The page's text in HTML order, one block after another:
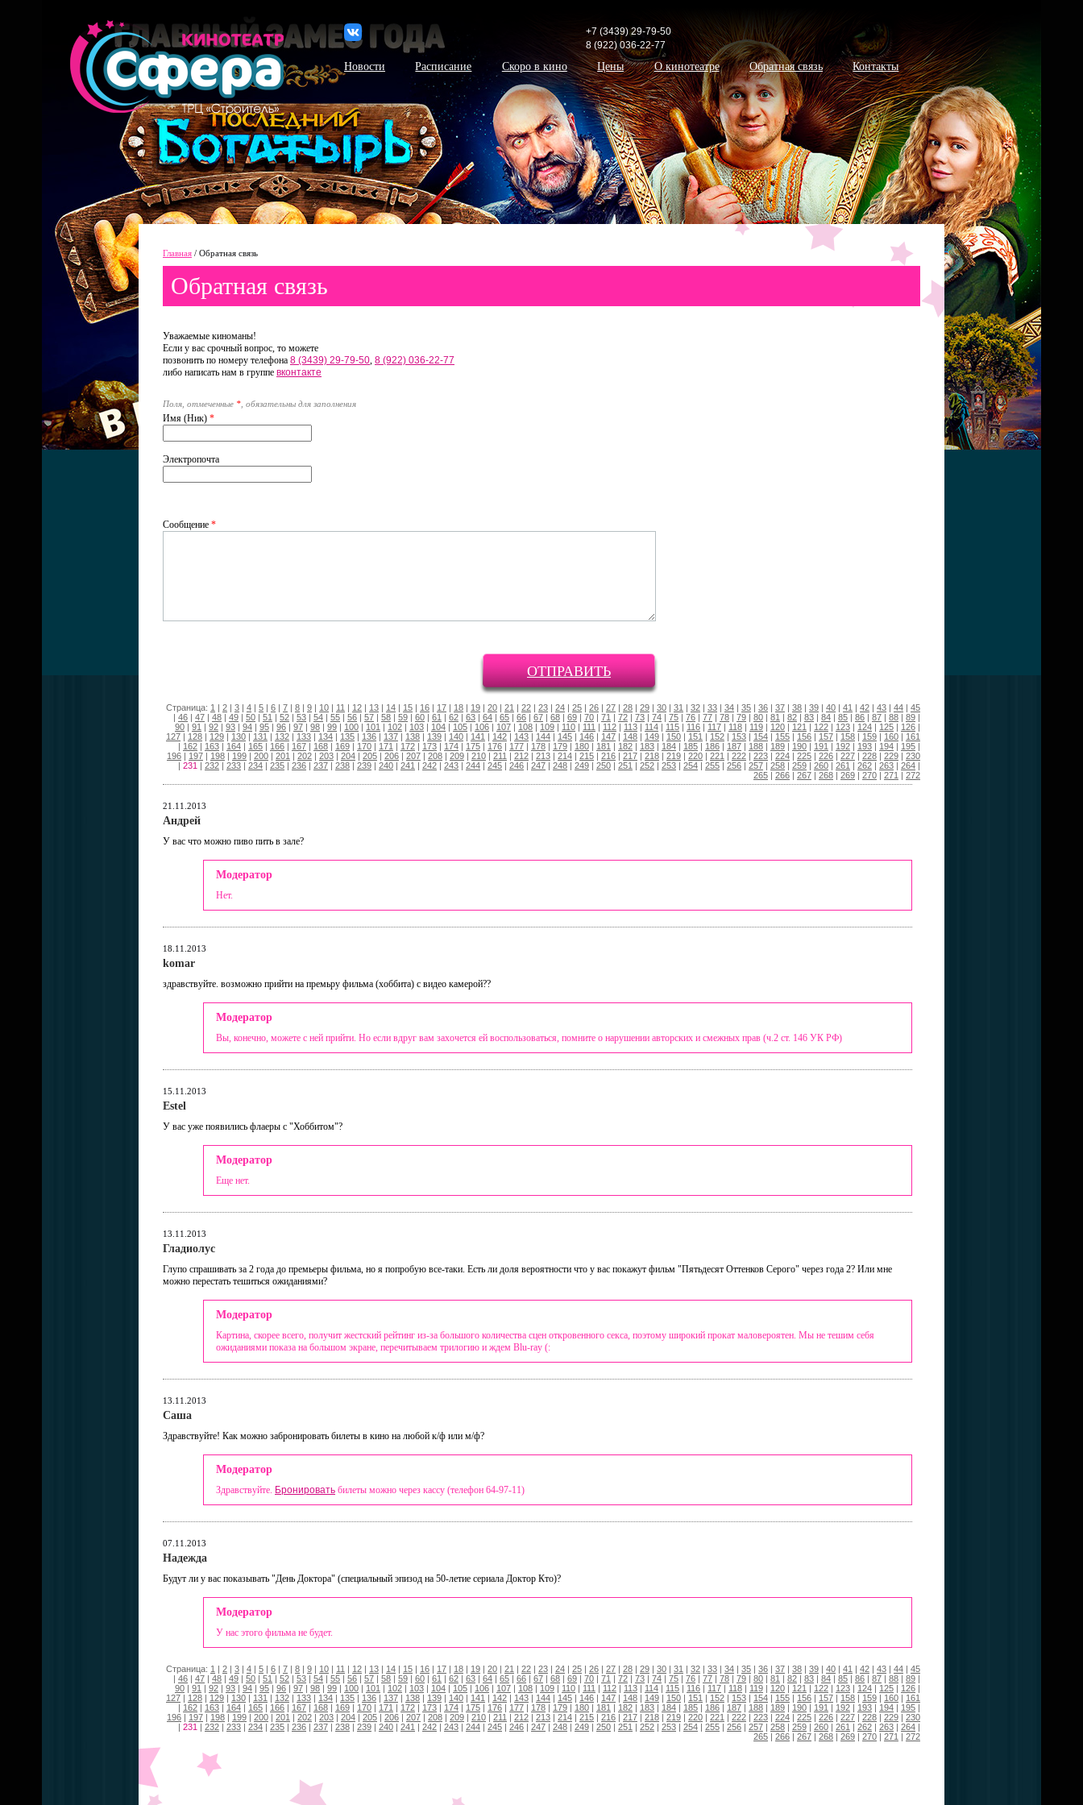
+7 (3439) 29-79-50
8 (922) 036-22-77
Новости Расписание Скоро в кино Цены О кинотеатре Обратная связь Контакты
Главная / Обратная связь
Обратная связь
Уважаемые киноманы!
Если у вас срочный вопрос, то можете
позвонить по номеру телефона 8 (3439) 29-79-50, 8 (922) 036-22-77
либо написать нам в группе вконтакте
Поля, отмеченные * , обязательны для заполнения
Имя (Ник) *
Электропочта
Сообщение *
ОТПРАВИТЬ
Страница: 1 | 2 | 3 | 4 | 5 | 6 | 7 | 8 | 9 | 10 | 11 | 12 | 13 | 14 | 15 | 16 | 17 | 18 | 19 | 20 | 21 | 22 | 23 | 24 | 25 | 26 | 27 | 28 | 29 | 30 | 31 | 32 | 33 | 34 | 35 | 36 | 37 | 38 | 39 | 40 | 41 | 42 | 43 | 44 | 45
| 46 | 47 | 48 | 49 | 50 | 51 | 52 | 53 | 54 | 55 | 56 | 57 | 58 | 59 | 60 | 61 | 62 | 63 | 64 | 65 | 66 | 67 | 68 | 69 | 70 | 71 | 72 | 73 | 74 | 75 | 76 | 77 | 78 | 79 | 80 | 81 | 82 | 83 | 84 | 85 | 86 | 87 | 88 | 89 |
90 | 91 | 92 | 93 | 94 | 95 | 96 | 97 | 98 | 99 | 100 | 101 | 102 | 103 | 104 | 105 | 106 | 107 | 108 | 109 | 110 | 111 | 112 | 113 | 114 | 115 | 116 | 117 | 118 | 119 | 120 | 121 | 122 | 123 | 124 | 125 | 126 |
127 | 128 | 129 | 130 | 131 | 132 | 133 | 134 | 135 | 136 | 137 | 138 | 139 | 140 | 141 | 142 | 143 | 144 | 145 | 146 | 147 | 148 | 149 | 150 | 151 | 152 | 153 | 154 | 155 | 156 | 157 | 158 | 159 | 160 | 161
| 162 | 163 | 164 | 165 | 166 | 167 | 168 | 169 | 170 | 171 | 172 | 173 | 174 | 175 | 176 | 177 | 178 | 179 | 180 | 181 | 182 | 183 | 184 | 185 | 186 | 187 | 188 | 189 | 190 | 191 | 192 | 193 | 194 | 195 |
196 | 197 | 198 | 199 | 200 | 201 | 202 | 203 | 204 | 205 | 206 | 207 | 208 | 209 | 210 | 211 | 212 | 213 | 214 | 215 | 216 | 217 | 218 | 219 | 220 | 221 | 222 | 223 | 224 | 225 | 226 | 227 | 228 | 229 | 230
| 231 | 232 | 233 | 234 | 235 | 236 | 237 | 238 | 239 | 240 | 241 | 242 | 243 | 244 | 245 | 246 | 247 | 248 | 249 | 250 | 251 | 252 | 253 | 254 | 255 | 256 | 257 | 258 | 259 | 260 | 261 | 262 | 263 | 264 |
265 | 266 | 267 | 268 | 269 | 270 | 271 | 272
21.11.2013
Андрей
У вас что можно пиво пить в зале?
Модератор
Нет.
18.11.2013
komar
здравствуйте. возможно прийти на премьру фильма (хоббита) с видео камерой??
Модератор
Вы, конечно, можете с ней прийти. Но если вдруг вам захочется ей воспользоваться, помните о нарушении авторских и смежных прав (ч.2 ст. 146 УК РФ)
15.11.2013
Estel
У вас уже появились флаеры с "Хоббитом"?
Модератор
Еще нет.
13.11.2013
Гладиолус
Глупо спрашивать за 2 года до премьеры фильма, но я попробую все-таки. Есть ли доля вероятности что у вас покажут фильм "Пятьдесят Оттенков Серого" через года 2? Или мне
можно перестать тешиться ожиданиями?
Модератор
Картина, скорее всего, получит жестский рейтинг из-за большого количества сцен откровенного секса, поэтому широкий прокат маловероятен. Мы не тешим себя
ожиданиями показа на большом экране, перечитываем трилогию и ждем Blu-ray (:
13.11.2013
Саша
Здравствуйте! Как можно забронировать билеты в кино на любой к/ф или м/ф?
Модератор
Здравствуйте. Бронировать билеты можно через кассу (телефон 64-97-11)
07.11.2013
Надежда
Будут ли у вас показывать "День Доктора" (специальный эпизод на 50-летие сериала Доктор Кто)?
Модератор
У нас этого фильма не будет.
Страница: 1 | 2 | 3 | 4 | 5 | 6 | 7 | 8 | 9 | 10 | 11 | 12 | 13 | 14 | 15 | 16 | 17 | 18 | 19 | 20 | 21 | 22 | 23 | 24 | 25 | 26 | 27 | 28 | 29 | 30 | 31 | 32 | 33 | 34 | 35 | 36 | 37 | 38 | 39 | 40 | 41 | 42 | 43 | 44 | 45
| 46 | 47 | 48 | 49 | 50 | 51 | 52 | 53 | 54 | 55 | 56 | 57 | 58 | 59 | 60 | 61 | 62 | 63 | 64 | 65 | 66 | 67 | 68 | 69 | 70 | 71 | 72 | 73 | 74 | 75 | 76 | 77 | 78 | 79 | 80 | 81 | 82 | 83 | 84 | 85 | 86 | 87 | 88 | 89 |
90 | 91 | 92 | 93 | 94 | 95 | 96 | 97 | 98 | 99 | 100 | 101 | 102 | 103 | 104 | 105 | 106 | 107 | 108 | 109 | 110 | 111 | 112 | 113 | 114 | 115 | 116 | 117 | 118 | 119 | 120 | 121 | 122 | 123 | 124 | 125 | 126 |
127 | 128 | 129 | 130 | 131 | 132 | 133 | 134 | 135 | 136 | 137 | 138 | 139 | 140 | 141 | 142 | 143 | 144 | 145 | 146 | 147 | 148 | 149 | 150 | 151 | 152 | 153 | 154 | 155 | 156 | 157 | 158 | 159 | 160 | 161
| 162 | 163 | 164 | 165 | 166 | 167 | 168 | 169 | 170 | 171 | 172 | 173 | 174 | 175 | 176 | 177 | 178 | 179 | 180 | 181 | 182 | 183 | 184 | 185 | 186 | 187 | 188 | 189 | 190 | 191 | 192 | 193 | 194 | 195 |
196 | 197 | 198 | 199 | 200 | 201 | 202 | 203 | 204 | 205 | 206 | 207 | 208 | 209 | 210 | 211 | 212 | 213 | 214 | 215 | 216 | 217 | 218 | 219 | 220 | 221 | 222 | 223 | 224 | 225 | 226 | 227 | 228 | 229 | 230
| 231 | 232 | 233 | 234 | 235 | 236 | 237 | 238 | 239 | 240 | 241 | 242 | 243 | 244 | 245 | 246 | 247 | 248 | 249 | 250 | 251 | 252 | 253 | 254 | 255 | 256 | 257 | 258 | 259 | 260 | 261 | 262 | 263 | 264 |
265 | 266 | 267 | 268 | 269 | 270 | 271 | 272